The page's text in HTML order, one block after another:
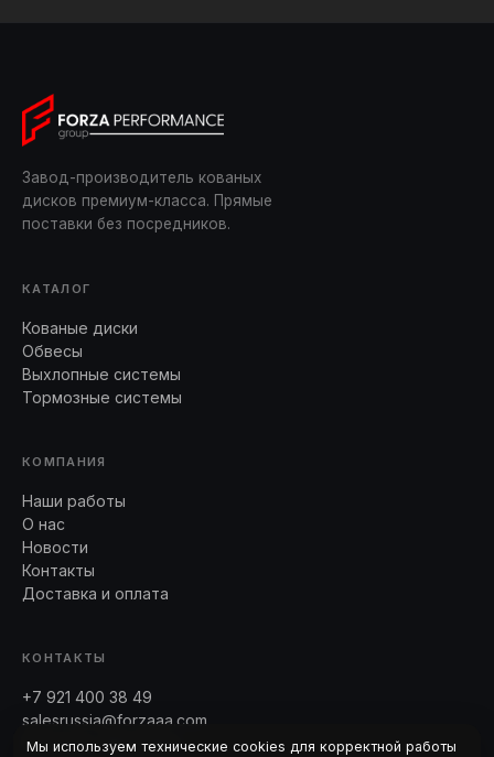
Завод-производитель кованых
дисков премиум-класса. Прямые
поставки без посредников.
КАТАЛОГ
Кованые диски
Обвесы
Выхлопные системы
Тормозные системы
КОМПАНИЯ
Наши работы
О нас
Новости
Контакты
Доставка и оплата
КОНТАКТЫ
+7 921 400 38 49
salesrussia@forzaaa.com
Telegram · WhatsApp
Мы используем технические cookies для корректной работы